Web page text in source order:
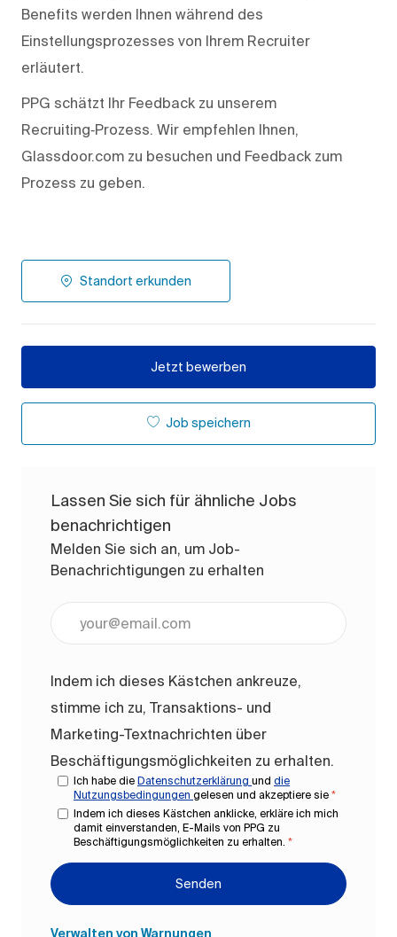
Benefits werden Ihnen während des
Einstellungsprozesses von Ihrem Recruiter
erläutert.
PPG schätzt Ihr Feedback zu unserem
Recruiting‑Prozess. Wir empfehlen Ihnen,
Glassdoor.com zu besuchen und Feedback zum
Prozess zu geben.
Standort erkunden
Jetzt bewerben
Job speichern
Lassen Sie sich für ähnliche Jobs
benachrichtigen
Melden Sie sich an, um Job-
Benachrichtigungen zu erhalten
Indem ich dieses Kästchen ankreuze,
stimme ich zu, Transaktions- und
Marketing-Textnachrichten über
Beschäftigungsmöglichkeiten zu erhalten.
Ich habe die Datenschutzerklärung und die
Nutzungsbedingungen gelesen und akzeptiere sie *
Indem ich dieses Kästchen anklicke, erkläre ich mich
damit einverstanden, E-Mails von PPG zu
Beschäftigungsmöglichkeiten zu erhalten. *
Senden
Verwalten von Warnungen